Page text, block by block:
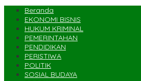
Beranda
EKONOMI BISNIS
HUKUM KRIMINAL
PEMERINTAHAN
PENDIDIKAN
PERISTIWA
POLITIK
SOSIAL BUDAYA